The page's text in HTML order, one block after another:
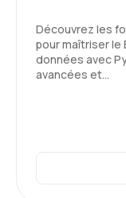
Découvrez les
pour maîtriser le
données avec
avancées et…